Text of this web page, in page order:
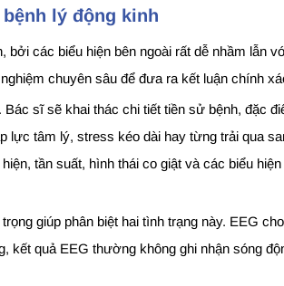
lý động kinh
bởi các biểu hiện bên ngoài rất dễ nhầm
chuyên sâu để đưa ra kết luận chính
sĩ sẽ khai thác chi tiết tiền sử bệnh, đặc
tâm lý, stress kéo dài hay từng trải qua
tần suất, hình thái co giật và các biểu
giúp phân biệt hai tình trạng này. EEG
kết quả EEG thường không ghi nhận sóng